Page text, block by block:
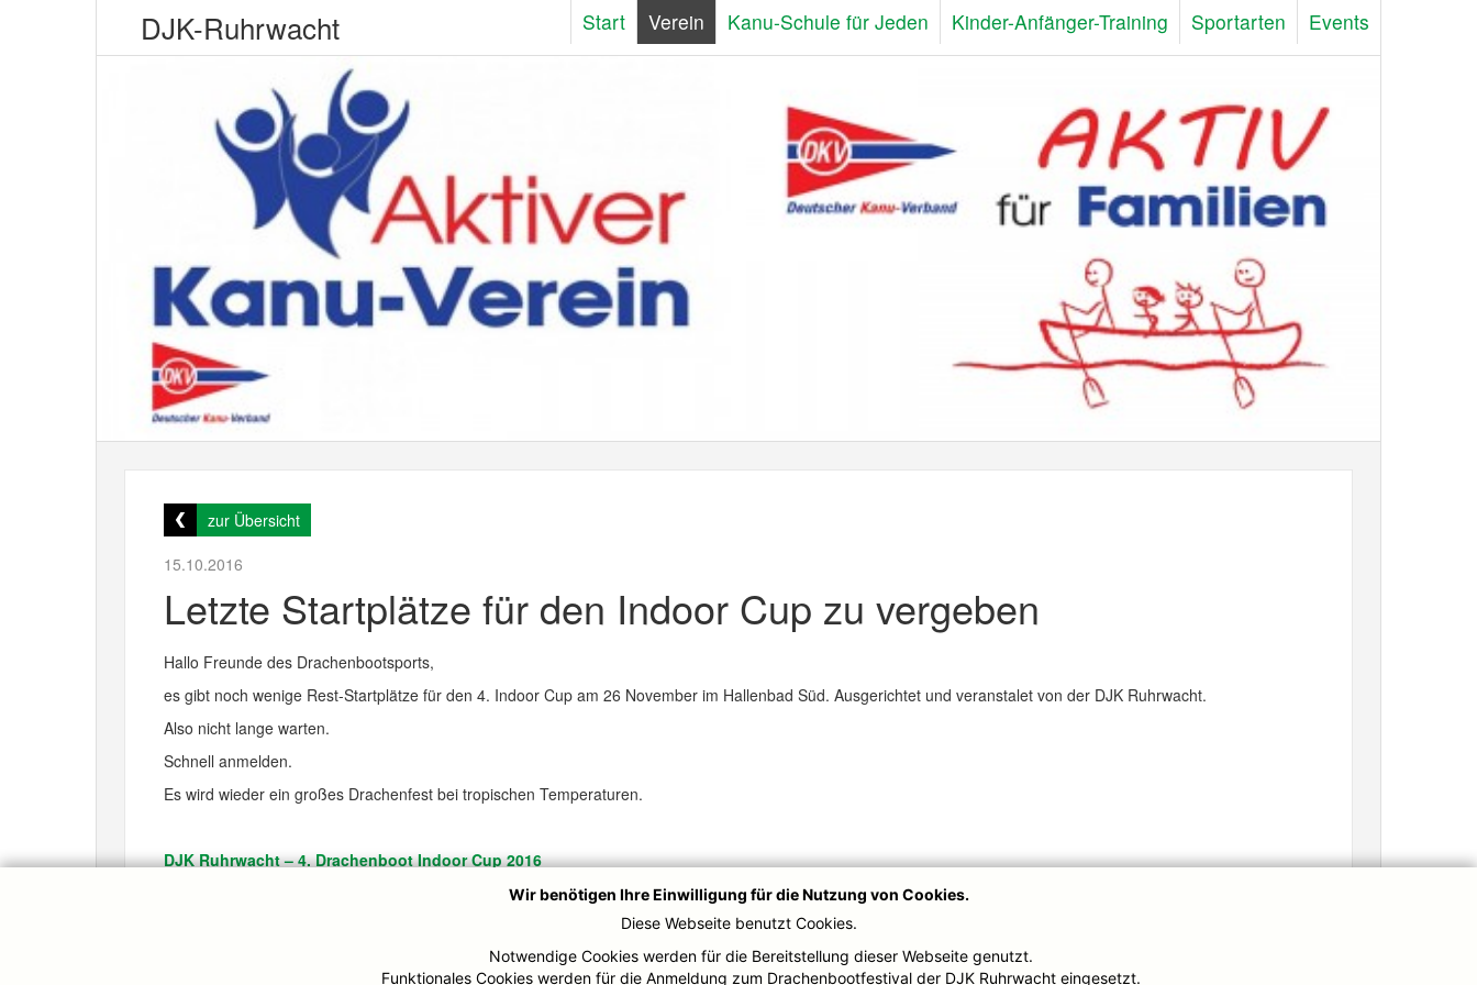
DJK-Ruhrwacht Start Verein Kanu-Schule für Jeden Kinder-Anfänger-Training Sportarten Events
zur Übersicht
15.10.2016
Letzte Startplätze für den Indoor Cup zu vergeben
Hallo Freunde des Drachenbootsports,
es gibt noch wenige Rest-Startplätze für den 4. Indoor Cup am 26 November im Hallenbad Süd. Ausgerichtet und veranstalet von der DJK Ruhrwacht.
Also nicht lange warten.
Schnell anmelden.
Es wird wieder ein großes Drachenfest bei tropischen Temperaturen.
DJK Ruhrwacht – 4. Drachenboot Indoor Cup 2016
www.drachenboot-muelheim.de
Wir benötigen Ihre Einwilligung für die Nutzung von Cookies.
Diese Webseite benutzt Cookies.
Notwendige Cookies werden für die Bereitstellung dieser Webseite genutzt.
Funktionales Cookies werden für die Anmeldung zum Drachenbootfestival der DJK Ruhrwacht eingesetzt.